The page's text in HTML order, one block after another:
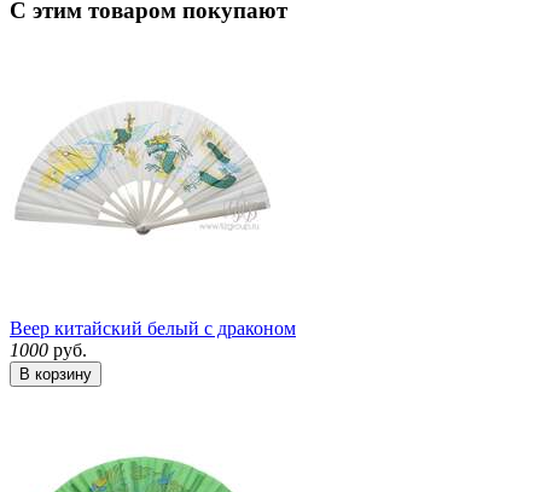
С этим товаром покупают
Веер китайский белый с драконом
1000 руб.
В корзину